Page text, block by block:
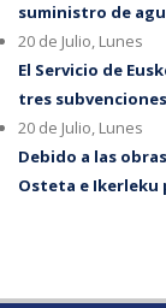
suministro de
20 de Julio, Lunes
El Servicio de
tres subvenciones
20 de Julio, Lunes
Debido a las
Osteta e Ikerleku